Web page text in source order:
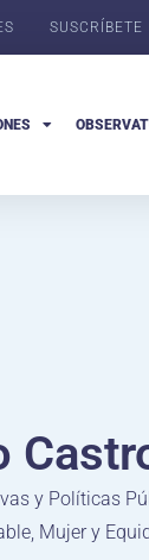
SUSCRÍBETE
y Políticas
Mujer y